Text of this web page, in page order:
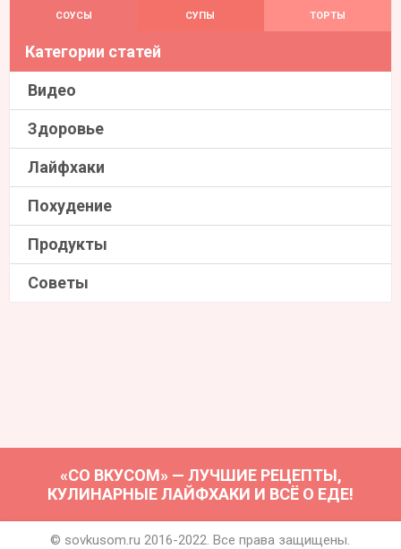
СОУСЫ СУПЫ ТОРТЫ
Категории статей
Видео
Здоровье
Лайфхаки
Похудение
Продукты
Советы
«СО ВКУСОМ» — ЛУЧШИЕ РЕЦЕПТЫ,
КУЛИНАРНЫЕ ЛАЙФХАКИ И ВСЁ О ЕДЕ!
© sovkusom.ru 2016-2022. Все права защищены.